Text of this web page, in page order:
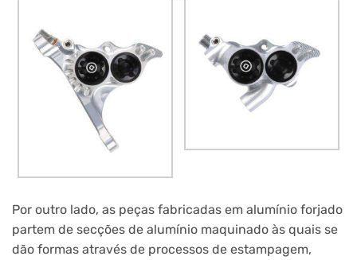
Por outro lado, as peças fabricadas em alumínio forjado
partem de secções de alumínio maquinado às quais se
dão formas através de processos de estampagem,